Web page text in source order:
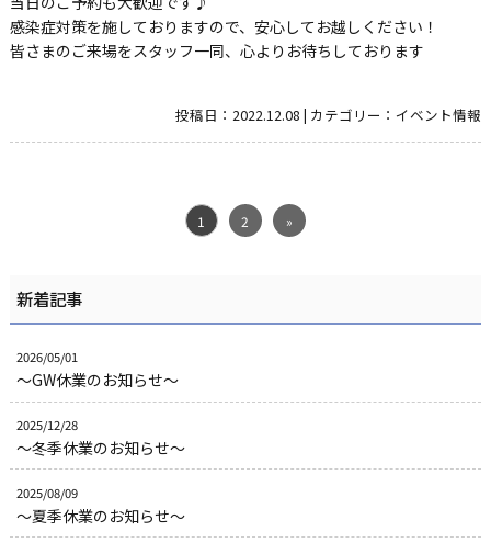
感染症対策を施しておりますので、安心してお越しください！
皆さまのご来場をスタッフ一同、心よりお待ちしております
投稿日：2022.12.08 | カテゴリー： イベント情報
1 2 »
新着記事
2026/05/01
～GW休業のお知らせ～
2025/12/28
～冬季休業のお知らせ～
2025/08/09
～夏季休業のお知らせ～